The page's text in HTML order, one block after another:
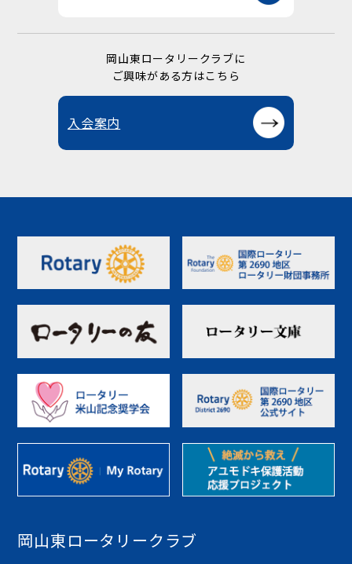
岡山東ロータリークラブに
ご興味がある方はこちら
入会案内
岡山東ロータリークラブ